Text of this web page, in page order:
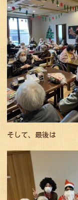
そして、最後は